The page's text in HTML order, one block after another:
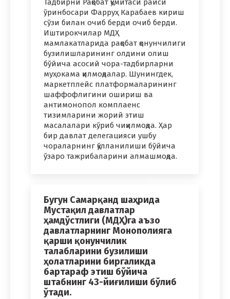
Тадбирни Рақобат қўмитаси раиси
ўринбосари Фарруҳ Карабаев кириш
сўзи билан очиб берди очиб берди.
Иштирокчилар МДҲ
мамлакатларида рақобат қонунчилиги
бузилишларининг олдини олиш
бўйича асосий чора-тадбирларни
муҳокама қилмоқдалар. Шунингдек,
маркетплейс платформаларининг
шаффофлигини ошириш ва
антимонопол комплаенс
тизимларини жорий этиш
масалалари кўриб чиқилмоқда. Ҳар
бир давлат делегацияси ушбу
чораларнинг қўлланилиши бўйича
ўзаро тажрибаларини алмашмоқда.
Бугун Самарқанд шаҳрида
Мустақил давлатлар
ҳамдўстлиги (МДҲ)га аъзо
давлатларнинг Монополияга
қарши қонунчилик
талабларини бузилиши
ҳолатларини биргаликда
бартараф этиш бўйича
штабнинг 43-йиғилиши бўлиб
ўтади.